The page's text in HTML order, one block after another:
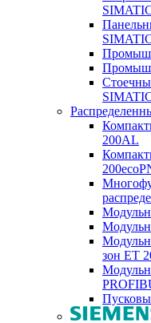
200AL
зон ET